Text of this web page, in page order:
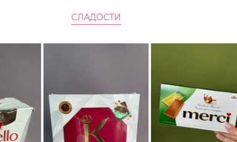
СЛАДОСТИ